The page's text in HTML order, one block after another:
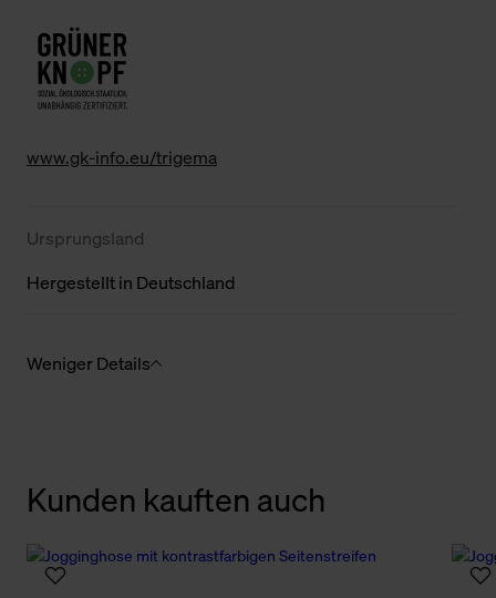
www.gk-info.eu/trigema
Ursprungsland
Hergestellt in Deutschland
Weniger Details
Kunden kauften auch